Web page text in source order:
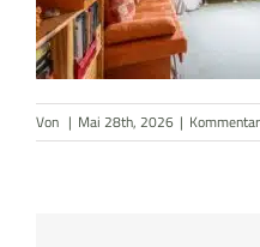
AKTUELLES
KONTAKT
Von | Mai 28th, 2026 |